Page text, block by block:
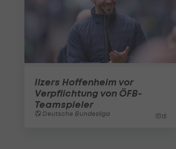
Ilzers Hoffenheim vor
Verpflichtung von ÖFB-
Teamspieler
Deutsche Bundesliga 15